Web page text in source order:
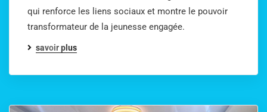
qui renforce les liens sociaux et montre le pouvoir
transformateur de la jeunesse engagée.
savoir plus